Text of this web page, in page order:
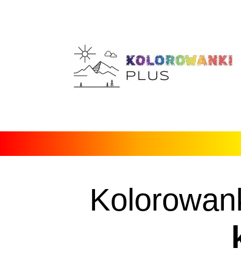
Postacie z bajek
Środki transportu
Natura
Fantazja
Boże Narodzenie, Wielkanoc i